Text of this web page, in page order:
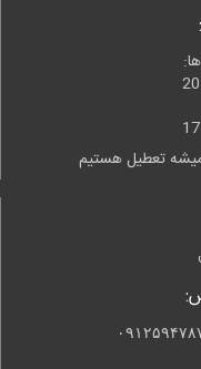
تعطیل هستیم